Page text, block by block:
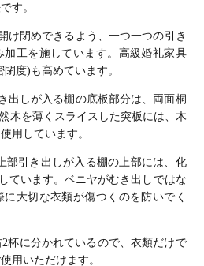
す。
け閉めできるよう、一つ一つの引き
工を施しています。 高級婚礼家具
度)も高めています。
出しが入る棚の底板部分は、両面桐
木を薄くスライスした突板には、木
用しています。
部引き出しが入る棚の上部には、化
ています。ベニヤがむき出しではな
大切な衣類が傷つくのを防いでく
2杯に分かれているので、衣類だけで
用いただけます。